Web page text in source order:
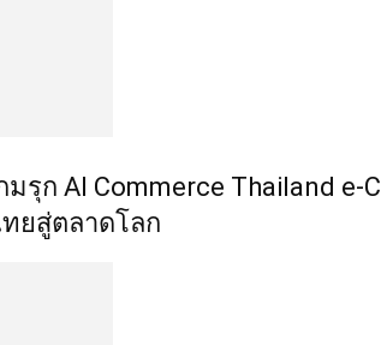
รุก AI Commerce Thailand e-
ยสู่ตลาดโลก